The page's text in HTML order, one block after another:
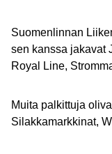
Suomenlinnan
sen kanssa jakavat
Royal Line,
Muita palkittuja
Silakkamarkkinat,